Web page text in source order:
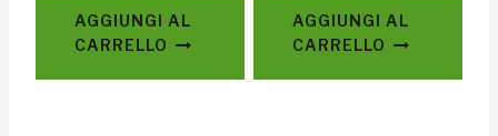
AGGIUNGI AL
CARRELLO
AGGIUNGI AL
CARRELLO